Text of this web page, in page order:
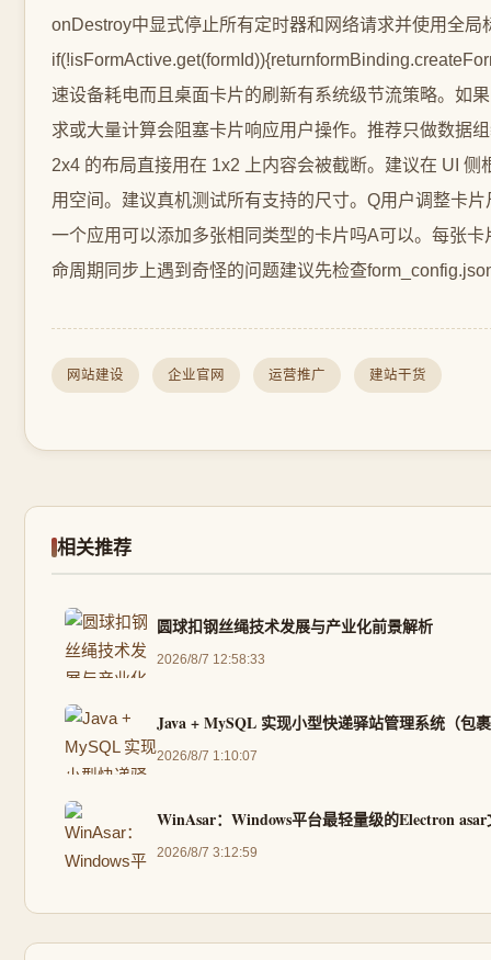
onDestroy中显式停止所有定时器和网络请求并使用全
速设备耗电而且桌面卡片的刷新有系统级节流策略。如
求或大量计算会阻塞卡片响应用户操作。推荐只做数据
2x4 的布局直接用在 1x2 上内容会被截断。建议在 UI
用空间。建议真机测试所有支持的尺寸。Q用户调整卡
一个应用可以添加多张相同类型的卡片吗A可以。每张
命周期同步上遇到奇怪的问题建议先检查
网站建设 企业官网 运营推广 建站干货
相关推荐
圆球扣钢丝绳技术发展与产业化前景解析
2026/8/7 12:58:33
Java + MySQL 实现小型快递驿站管理系统（包
2026/8/7 1:10:07
WinAsar：Windows平台最轻量级的Electron
2026/8/7 3:12:59